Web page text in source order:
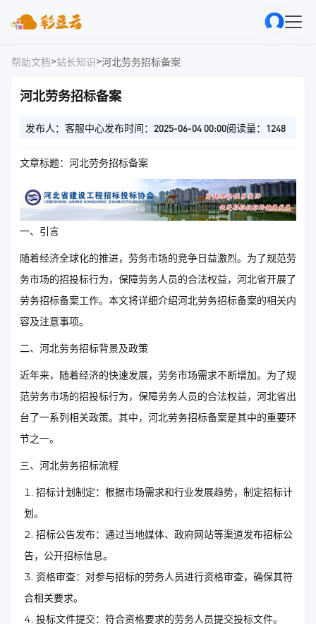
帮助文档>站长知识>河北劳务招标备案
河北劳务招标备案
发布人：客服中心发布时间：2025-06-04 00:00阅读量：1248
文章标题：河北劳务招标备案
一、引言
随着经济全球化的推进，劳务市场的竞争日益激烈。为了规范劳
务市场的招投标行为，保障劳务人员的合法权益，河北省开展了
劳务招标备案工作。本文将详细介绍河北劳务招标备案的相关内
容及注意事项。
二、河北劳务招标背景及政策
近年来，随着经济的快速发展，劳务市场需求不断增加。为了规
范劳务市场的招投标行为，保障劳务人员的合法权益，河北省出
台了一系列相关政策。其中，河北劳务招标备案是其中的重要环
节之一。
三、河北劳务招标流程
招标计划制定：根据市场需求和行业发展趋势，制定招标计
划。
招标公告发布：通过当地媒体、政府网站等渠道发布招标公
告，公开招标信息。
资格审查：对参与招标的劳务人员进行资格审查，确保其符
合相关要求。
投标文件提交：符合资格要求的劳务人员提交投标文件。